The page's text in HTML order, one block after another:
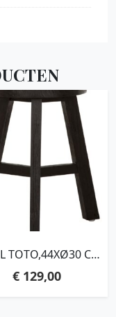
TOTO,44XØ30 CM,
WITH
€ 129,00